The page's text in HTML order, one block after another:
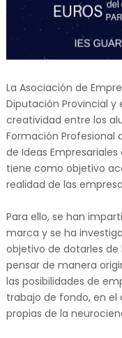
La Asociación de
Diputación Provincial y
creatividad entre los
Formación Profesional
de Ideas
tiene como objetivo
realidad de las
Para ello, se han
marca y se ha
objetivo de dotarles
pensar de manera
las posibilidades de
trabajo de fondo, en
propias de la